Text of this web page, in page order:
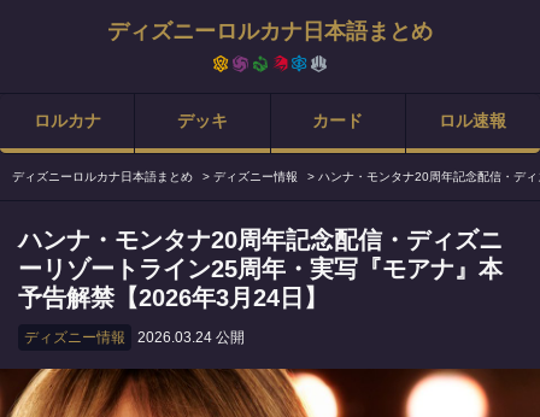
ディズニーロルカナ日本語まとめ
ロルカナ デッキ カード ロル速報
ディズニーロルカナ日本語まとめ > ディズニー情報 > ハンナ・モンタナ20周年記念配信・デ
ハンナ・モンタナ20周年記念配信・ディズニ
ーリゾートライン25周年・実写『モアナ』本
予告解禁【2026年3月24日】
ディズニー情報 2026.03.24 公開